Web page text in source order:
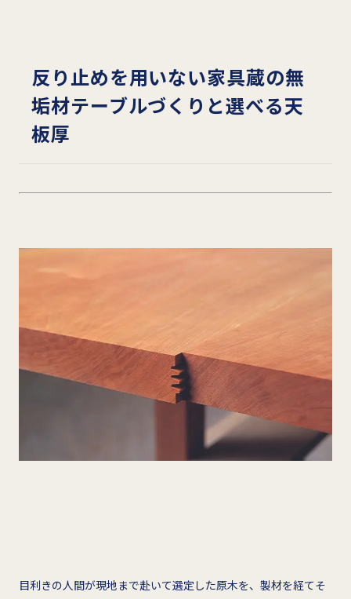
反り止めを用いない家具蔵の無
垢材テーブルづくりと選べる天
板厚
目利きの人間が現地まで赴いて選定した原木を、製材を経てそ